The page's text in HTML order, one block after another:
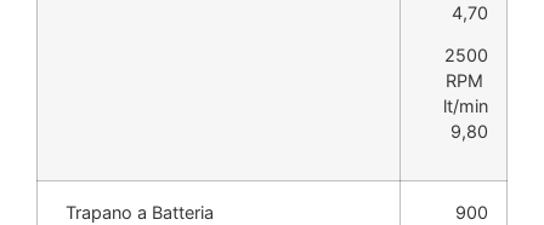
4,70
2500
RPM
lt/min
9,80
Trapano a Batteria
900